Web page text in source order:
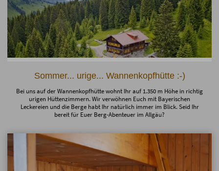
Sommer... urige... Wannenkopfhütte :-)
Bei uns auf der Wannenkopfhütte wohnt Ihr auf 1.350 m Höhe in richtig
urigen Hüttenzimmern. Wir verwöhnen Euch mit Bayerischen
Leckereien und die Berge habt Ihr natürlich immer im Blick. Seid Ihr
bereit für Euer Berg-Abenteuer im Allgäu?